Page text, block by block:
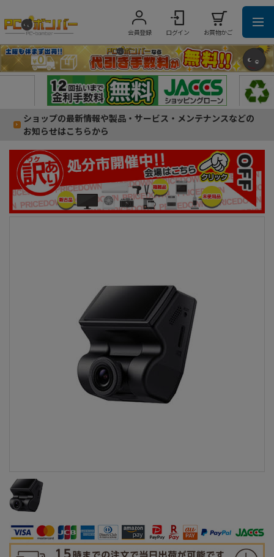
会員登録 ログイン お買物かご
ショップの最新情報や製品・サービス・メンテナンスなどの
お知らせはこちらから